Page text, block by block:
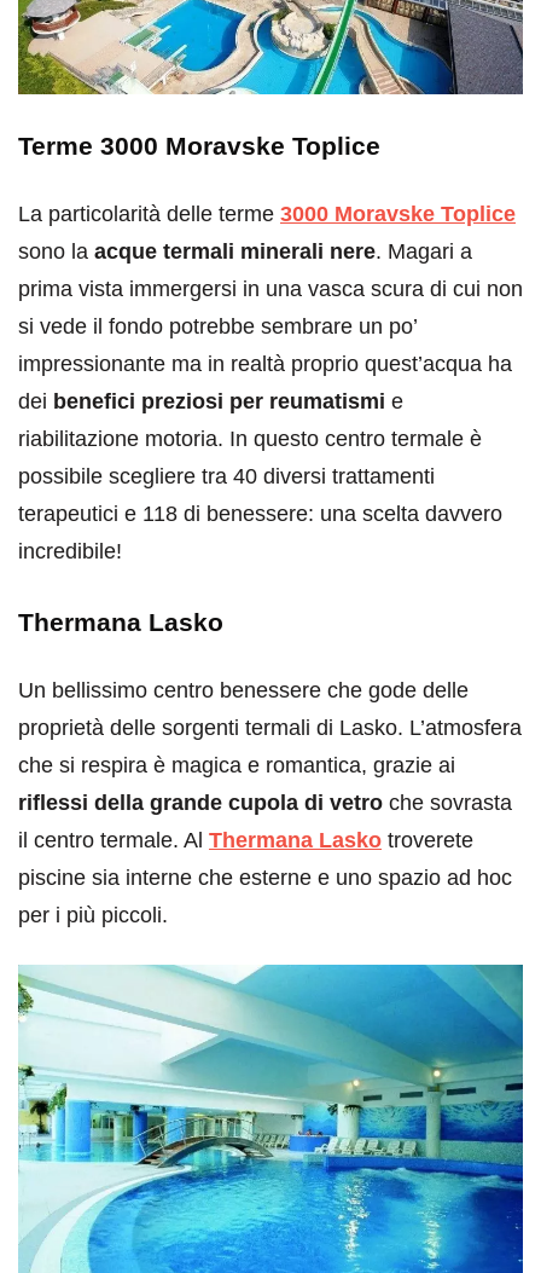
Terme 3000 Moravske Toplice
La particolarità delle terme 3000 Moravske Toplice
sono la acque termali minerali nere. Magari a
prima vista immergersi in una vasca scura di cui non
si vede il fondo potrebbe sembrare un po’
impressionante ma in realtà proprio quest’acqua ha
dei benefici preziosi per reumatismi e
riabilitazione motoria. In questo centro termale è
possibile scegliere tra 40 diversi trattamenti
terapeutici e 118 di benessere: una scelta davvero
incredibile!
Thermana Lasko
Un bellissimo centro benessere che gode delle
proprietà delle sorgenti termali di Lasko. L’atmosfera
che si respira è magica e romantica, grazie ai
riflessi della grande cupola di vetro che sovrasta
il centro termale. Al Thermana Lasko troverete
piscine sia interne che esterne e uno spazio ad hoc
per i più piccoli.